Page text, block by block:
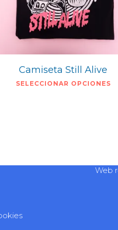
Camiseta Still Alive
SELECCIONAR OPCIONES
Web